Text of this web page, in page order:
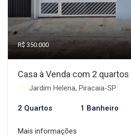
R$ 350.000
Casa à Venda com 2 quartos
Jardim Helena, Piracaia-SP
2 Quartos 1 Banheiro
Mais informações